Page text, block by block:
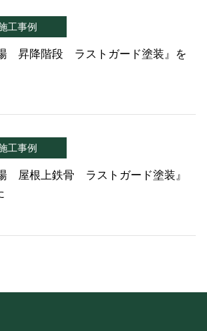
工事例
昇降階段 ラストガード塗装』を
工事例
屋根上鉄骨 ラストガード塗装』